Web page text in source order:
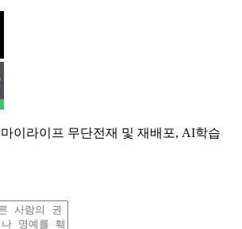
이라이프 무단전재 및 재배포, AI학습